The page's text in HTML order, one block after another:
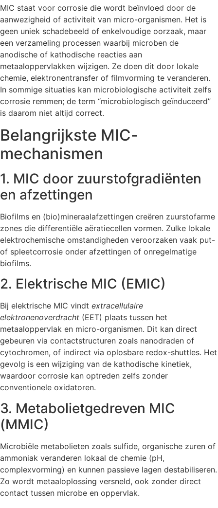
MIC staat voor corrosie die wordt beïnvloed door de
aanwezigheid of activiteit van micro-organismen. Het is
geen uniek schadebeeld of enkelvoudige oorzaak, maar
een verzameling processen waarbij microben de
anodische of kathodische reacties aan
metaaloppervlakken wijzigen. Ze doen dit door lokale
chemie, elektronentransfer of filmvorming te veranderen.
In sommige situaties kan microbiologische activiteit zelfs
corrosie remmen; de term “microbiologisch geïnduceerd”
is daarom niet altijd correct.
Belangrijkste MIC-
mechanismen
1. MIC door zuurstofgradiënten
en afzettingen
Biofilms en (bio)mineraalafzettingen creëren zuurstofarme
zones die differentiële aëratiecellen vormen. Zulke lokale
elektrochemische omstandigheden veroorzaken vaak put-
of spleetcorrosie onder afzettingen of onregelmatige
biofilms.
2. Elektrische MIC (EMIC)
Bij elektrische MIC vindt extracellulaire
elektronenoverdracht (EET) plaats tussen het
metaaloppervlak en micro-organismen. Dit kan direct
gebeuren via contactstructuren zoals nanodraden of
cytochromen, of indirect via oplosbare redox-shuttles. Het
gevolg is een wijziging van de kathodische kinetiek,
waardoor corrosie kan optreden zelfs zonder
conventionele oxidatoren.
3. Metabolietgedreven MIC
(MMIC)
Microbiële metabolieten zoals sulfide, organische zuren of
ammoniak veranderen lokaal de chemie (pH,
complexvorming) en kunnen passieve lagen destabiliseren.
Zo wordt metaaloplossing versneld, ook zonder direct
contact tussen microbe en oppervlak.